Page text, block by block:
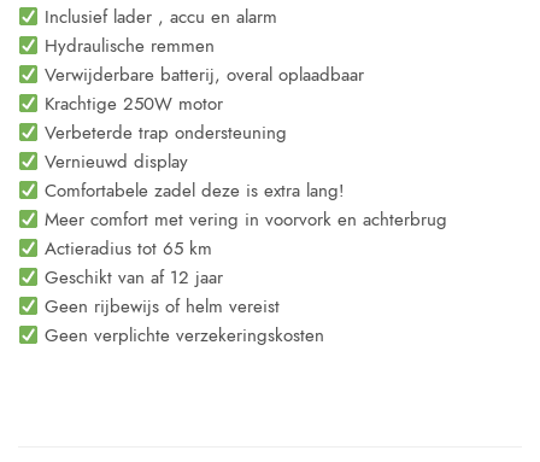
Inclusief lader , accu en alarm
Hydraulische remmen
Verwijderbare batterij, overal oplaadbaar
Krachtige 250W motor
Verbeterde trap ondersteuning
Vernieuwd display
Comfortabele zadel deze is extra lang!
Meer comfort met vering in voorvork en achterbrug
Actieradius tot 65 km
Geschikt van af 12 jaar
Geen rijbewijs of helm vereist
Geen verplichte verzekeringskosten